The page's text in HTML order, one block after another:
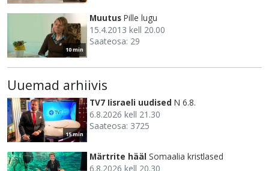
10 min
Muutus Pille lugu
15.4.2013 kell 20.00
Saateosa: 29
Uuemad arhiivis
15 min
TV7 Iisraeli uudised N 6.8.
6.8.2026 kell 21.30
Saateosa: 3725
Märtrite hääl Somaalia kristlased
6.8.2026 kell 20.30